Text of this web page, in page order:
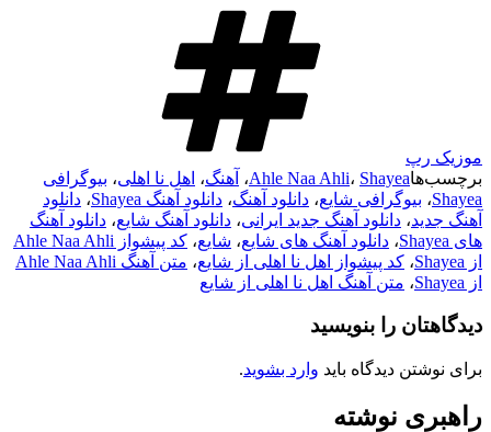
موزیک رپ
برچسب‌ها
Ahle Naa Ahli، Shayea ، آهنگ، اهل نا اهلی، بیوگرافی
Shayea، بیوگرافی شایع، دانلود آهنگ، دانلود آهنگ Shayea ، دانلود
آهنگ جدید، دانلود آهنگ جدید ایرانی، دانلود آهنگ شایع، دانلود آهنگ
های Shayea
، دانلود آهنگ های شایع، شایع،
کد پیشواز Ahle Naa Ahli
از Shayea
، کد پیشواز اهل نا اهلی از شایع،
متن آهنگ Ahle Naa Ahli
از Shayea
، متن آهنگ اهل نا اهلی از شایع
دیدگاهتان را بنویسید
برای نوشتن دیدگاه باید وارد بشوید.
راهبری نوشته